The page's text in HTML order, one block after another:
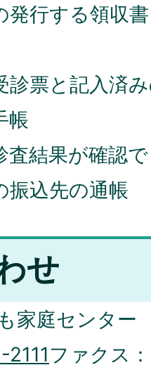
発行する領収
診票と記入済
帳
査結果が確認
振込先の通帳
せ
家庭センター
ファクス